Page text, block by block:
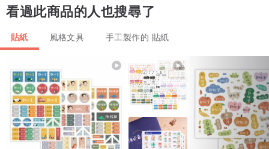
看過此商品的人也搜尋了
貼紙 風格文具 手工製作的 貼紙